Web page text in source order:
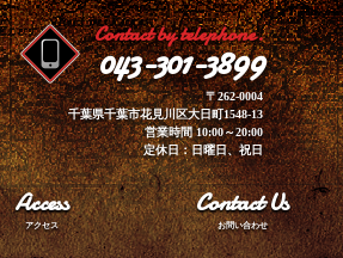
Contact by telephone.
043-301-3899
〒262-0004
千葉県千葉市花見川区大日町1548-13
営業時間 10:00～20:00
定休日：日曜日、祝日
Access
アクセス
Contact Us
お問い合わせ